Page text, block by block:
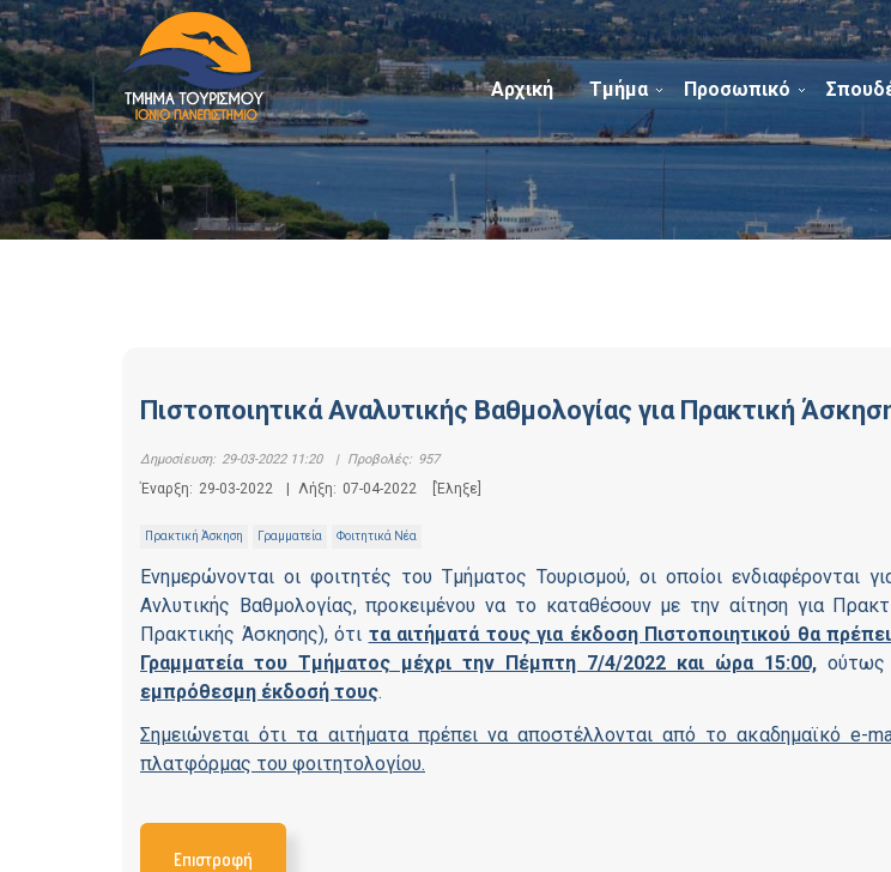
Αρχική Τμήμα Προσωπικό
Πιστοποιητικά Αναλυτικής Βαθμολογίας για Πρακτική
Δημοσίευση: 29-03-2022 11:20 | Προβολές: 957
Έναρξη: 29-03-2022 Λήξη: 07-04-2022 [Έληξε]
Πρακτική Άσκηση Γραμματεία Φοιτητικά Νέα
Ενημερώνονται οι φοιτητές του Τμήματος Τουρισμού, οι οποίοι ενδιαφέρονται
Ανλυτικής Βαθμολογίας, προκειμένου να το καταθέσουν με την αίτηση για
Πρακτικής Άσκησης), ότι τα αιτήματά τους για έκδοση Πιστοποιητικού θα
Γραμματεία του Τμήματος μέχρι την Πέμπτη 7/4/2022 και ώρα 15:00,ούτως
εμπρόθεσμη έκδοσή τους.
Σημειώνεται ότι τα αιτήματα πρέπει να αποστέλλονται από το ακαδημαϊκό e-
πλατφόρμας του φοιτητολογίου.
Επιστροφή